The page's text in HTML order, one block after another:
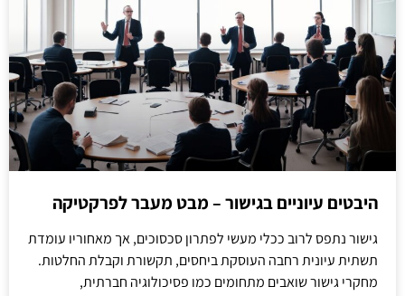
היבטים עיוניים בגישור – מבט מעבר לפרקטיקה
גישור נתפס לרוב ככלי מעשי לפתרון סכסוכים, אך מאחוריו עומדת
תשתית עיונית רחבה העוסקת ביחסים, תקשורת וקבלת החלטות.
מחקרי גישור שואבים מתחומים כמו פסיכולוגיה חברתית,